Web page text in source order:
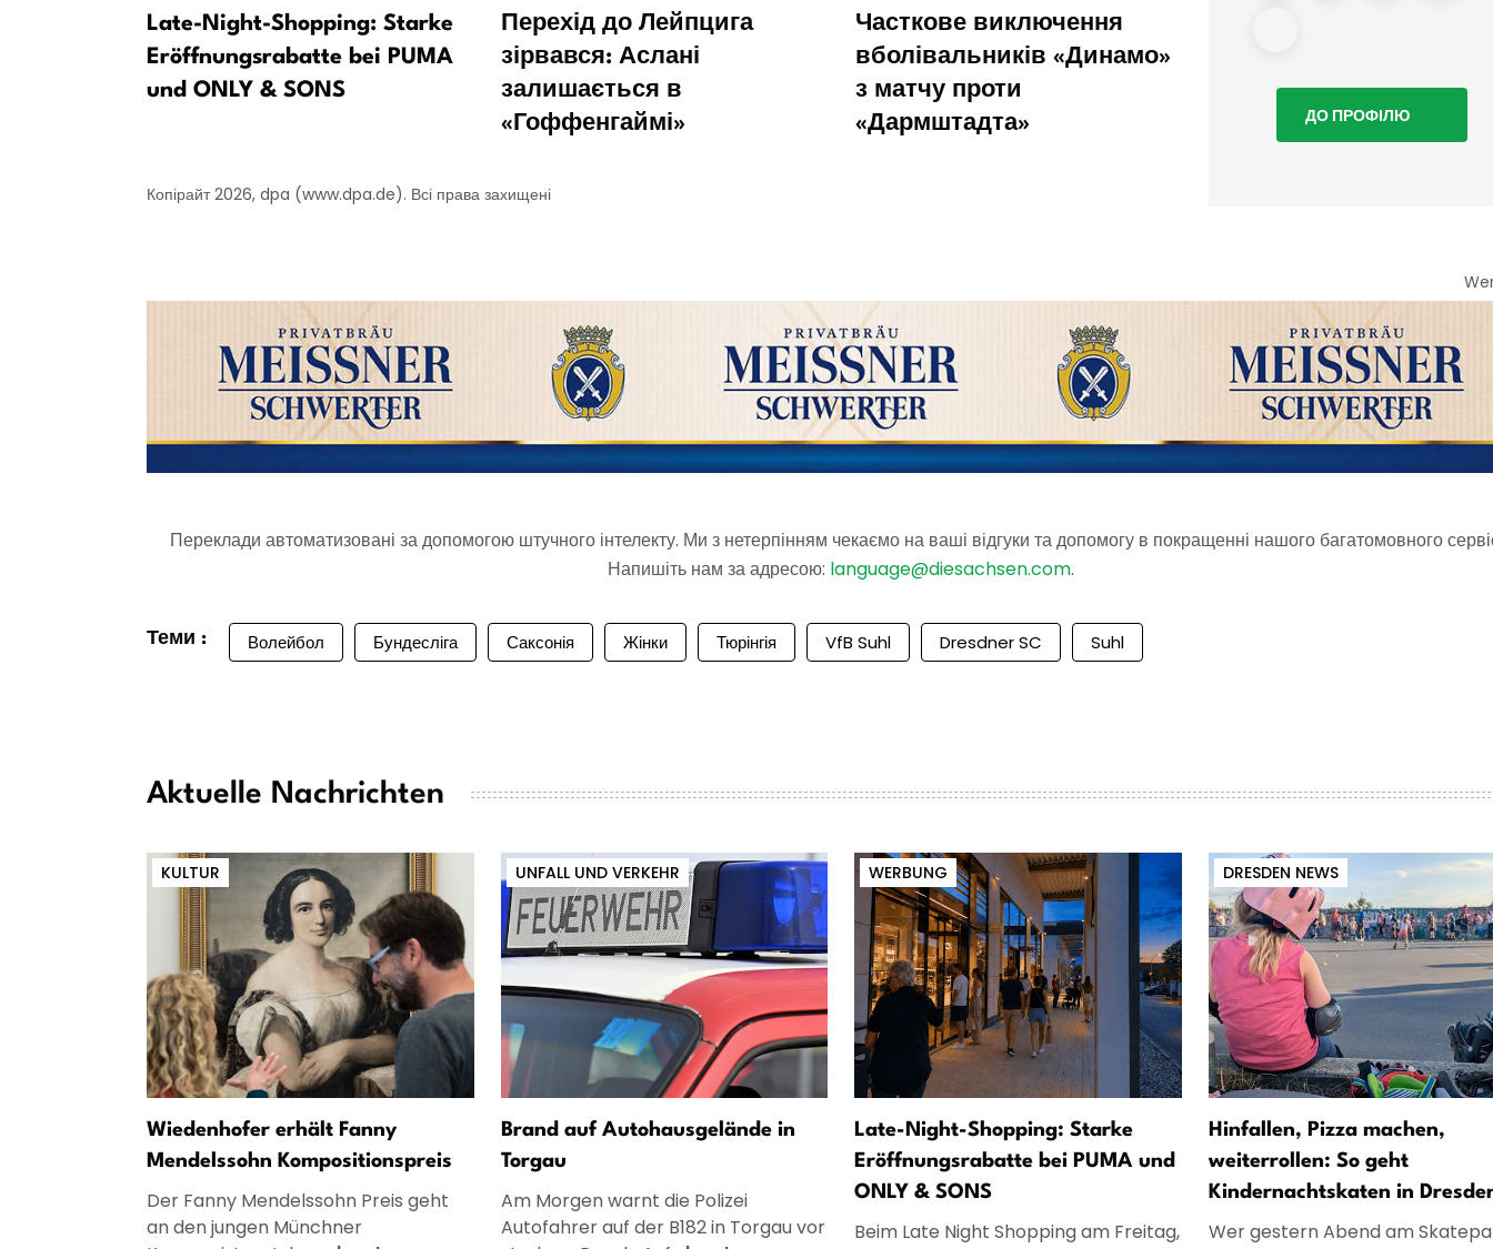
Late-Night-Shopping: Starke
Eröffnungsrabatte bei PUMA
und ONLY & SONS
Перехід до Лейпцига
зірвався: Аслані
залишається в
«Гоффенгаймі»
Часткове виключення
вболівальників «Динамо»
з матчу проти
«Дармштадта»
Копірайт 2026, dpa (www.dpa.de). Всі права захищені
ДО ПРОФІЛЮ
Переклади автоматизовані за допомогою штучного інтелекту. Ми з нетерпінням чекаємо на ваші відгуки та допомогу в покращенні нашого багатомовного
Напишіть нам за адресою: language@diesachsen.com.
Теми : Волейбол Бундесліга Саксонія Жінки Тюрінгія VfB Suhl Dresdner SC Suhl
Aktuelle Nachrichten
KULTUR
Wiedenhofer erhält Fanny
Mendelssohn Kompositionspreis
Der Fanny Mendelssohn Preis geht
an den jungen Münchner
UNFALL UND VERKEHR
Brand auf Autohausgelände in
Torgau
Am Morgen warnt die Polizei
Autofahrer auf der B182 in Torgau vor
WERBUNG
Late-Night-Shopping: Starke
Eröffnungsrabatte bei PUMA und
ONLY & SONS
Beim Late Night Shopping am Freitag,
DRESDEN NEWS
Hinfallen, Pizza machen,
weiterrollen: So geht
Kindernachtskaten in
Wer gestern Abend am